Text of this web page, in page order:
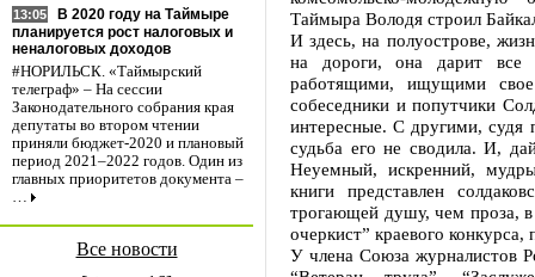
13:05
В 2020 году на Таймыре
планируется рост налоговых и
неналоговых доходов
#НОРИЛЬСК. «Таймырский
телеграф» – На сессии
Законодательного собрания края
депутаты во втором чтении
приняли бюджет-2020 и плановый
период 2021–2022 годов. Один из
главных приоритетов документа –
…
Все новости
Таймыра Володя строил
И здесь, на полуострове,
на дороги, она дарит все
работящими, ищущими
собеседники и попутчики
интересные. С другими, судя
судьба его не сводила. И,
Неуемный, искренний,
книги представлен
трогающей душу, чем проза,
очеркист” краевого
У члена Союза журналистов